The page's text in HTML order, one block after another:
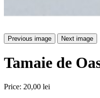
Previous image Next image
Tamaie de
Price: 20,00 lei